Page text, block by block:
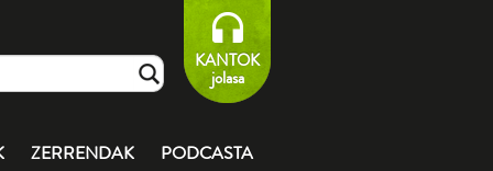
KANTOK
jolasa
ZERRENDAK PODCASTA